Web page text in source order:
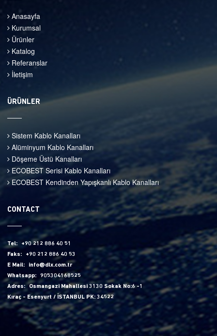
Anasayfa
Kurumsal
Ürünler
Katalog
Referanslar
İletişim
ÜRÜNLER
Sistem Kablo Kanalları
Alüminyum Kablo Kanalları
Döşeme Üstü Kanalları
ECOBEST Serisi Kablo Kanalları
ECOBEST Kendinden Yapışkanlı Kablo Kanalları
CONTACT
Tel:
+90 212 886 40 51
Faks:
+90 212 886 40 53
E Mail:
info@dlx.com.tr
Whatsapp:
905304168525
Adres:
Osmangazi Mahallesi 3130 Sokak No:6 -1
Kıraç - Esenyurt / İSTANBUL PK: 34522